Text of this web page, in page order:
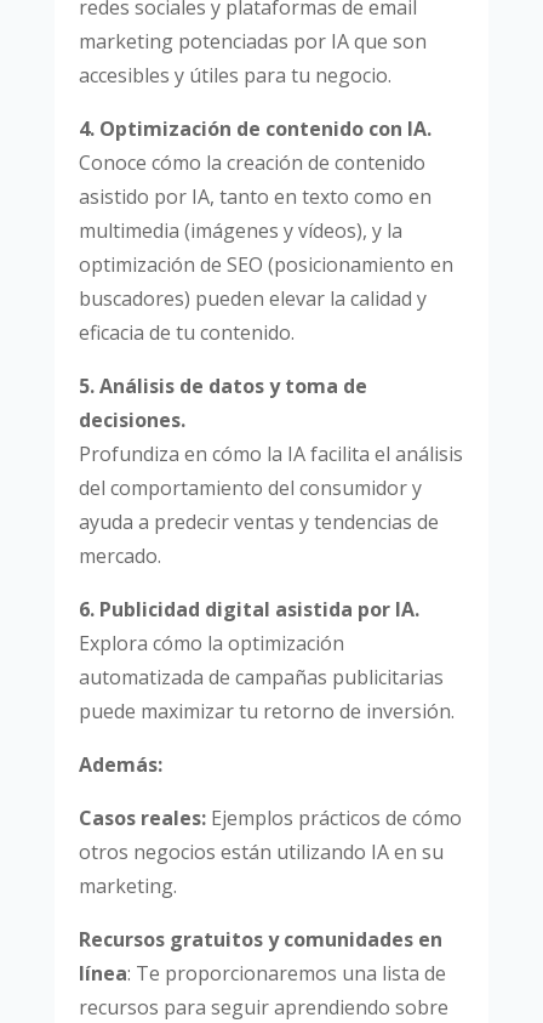
redes sociales y plataformas de email
marketing potenciadas por IA que son
accesibles y útiles para tu negocio.
4. Optimización de contenido con IA.
Conoce cómo la creación de contenido
asistido por IA, tanto en texto como en
multimedia (imágenes y vídeos), y la
optimización de SEO (posicionamiento en
buscadores) pueden elevar la calidad y
eficacia de tu contenido.
5. Análisis de datos y toma de
decisiones.
Profundiza en cómo la IA facilita el análisis
del comportamiento del consumidor y
ayuda a predecir ventas y tendencias de
mercado.
6. Publicidad digital asistida por IA.
Explora cómo la optimización
automatizada de campañas publicitarias
puede maximizar tu retorno de inversión.
Además:
Casos reales:Ejemplos prácticos de cómo
otros negocios están utilizando IA en su
marketing.
Recursos gratuitos y comunidades en
línea: Te proporcionaremos una lista de
recursos para seguir aprendiendo sobre